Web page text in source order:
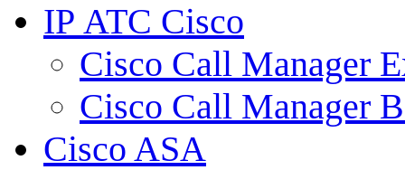
IP АТС Cisco
Cisco Call Manager
Cisco Call Manager
Cisco ASA